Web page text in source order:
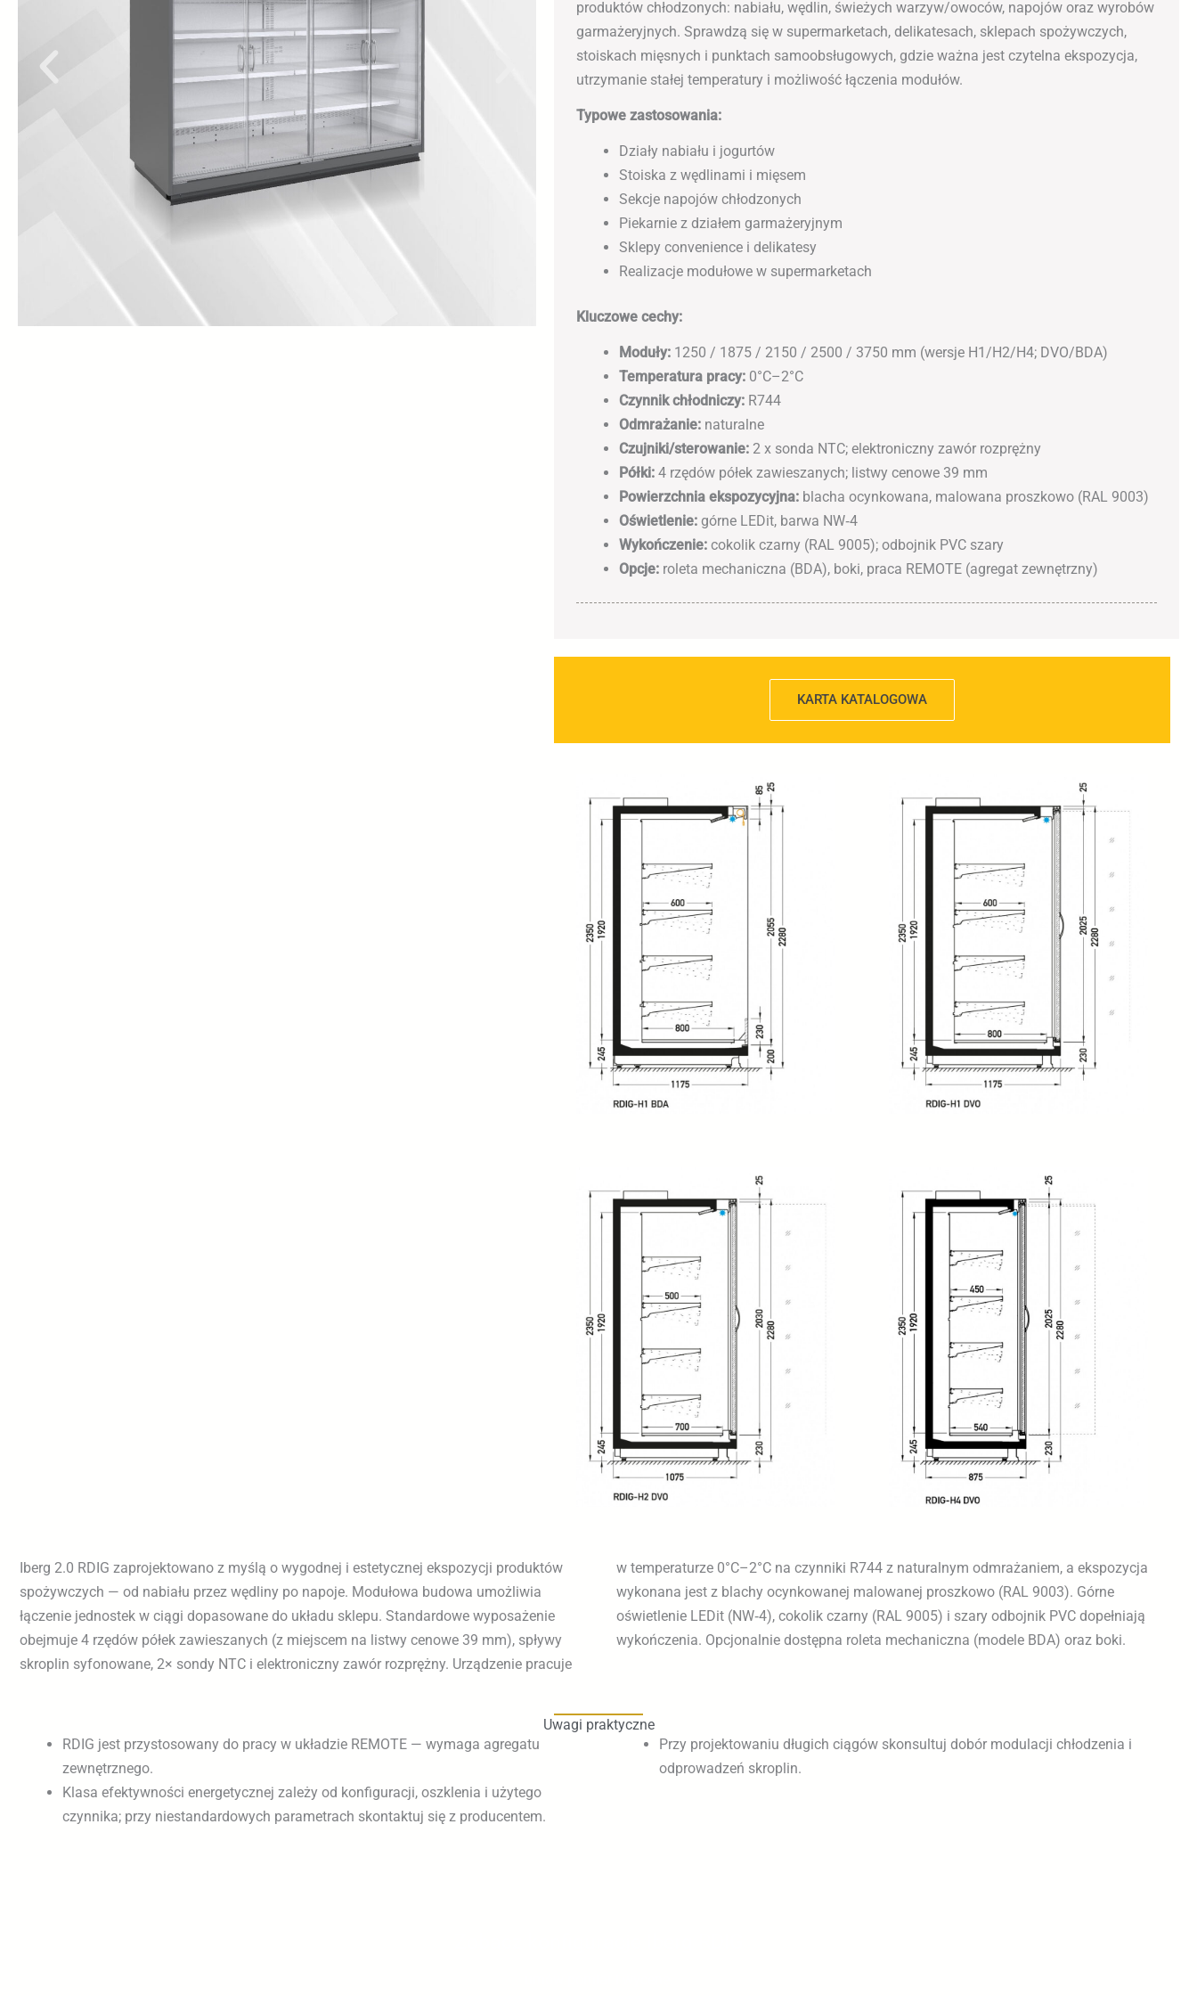
produktów chłodzonych: nabiału, wędlin, świeżych warzyw/owoców, napojów oraz wyrobów
garmażeryjnych. Sprawdzą się w supermarketach, delikatesach, sklepach spożywczych,
stoiskach mięsnych i punktach samoobsługowych, gdzie ważna jest czytelna ekspozycja,
utrzymanie stałej temperatury i możliwość łączenia modułów.
Typowe zastosowania:
Działy nabiału i jogurtów
Stoiska z wędlinami i mięsem
Sekcje napojów chłodzonych
Piekarnie z działem garmażeryjnym
Sklepy convenience i delikatesy
Realizacje modułowe w supermarketach
Kluczowe cechy:
Moduły: 1250 / 1875 / 2150 / 2500 / 3750 mm (wersje H1/H2/H4; DVO/BDA)
Temperatura pracy: 0°C–2°C
Czynnik chłodniczy: R744
Odmrażanie: naturalne
Czujniki/sterowanie: 2 x sonda NTC; elektroniczny zawór rozprężny
Półki: 4 rzędów półek zawieszanych; listwy cenowe 39 mm
Powierzchnia ekspozycyjna: blacha ocynkowana, malowana proszkowo (RAL 9003)
Oświetlenie: górne LEDit, barwa NW‑4
Wykończenie: cokolik czarny (RAL 9005); odbojnik PVC szary
Opcje: roleta mechaniczna (BDA), boki, praca REMOTE (agregat zewnętrzny)
KARTA KATALOGOWA
Iberg 2.0 RDIG zaprojektowano z myślą o wygodnej i estetycznej ekspozycji produktów
spożywczych — od nabiału przez wędliny po napoje. Modułowa budowa umożliwia
łączenie jednostek w ciągi dopasowane do układu sklepu. Standardowe wyposażenie
obejmuje 4 rzędów półek zawieszanych (z miejscem na listwy cenowe 39 mm), spływy
skroplin syfonowane, 2× sondy NTC i elektroniczny zawór rozprężny. Urządzenie pracuje
w temperaturze 0°C–2°C na czynniki R744 z naturalnym odmrażaniem, a ekspozycja
wykonana jest z blachy ocynkowanej malowanej proszkowo (RAL 9003). Górne
oświetlenie LEDit (NW‑4), cokolik czarny (RAL 9005) i szary odbojnik PVC dopełniają
wykończenia. Opcjonalnie dostępna roleta mechaniczna (modele BDA) oraz boki.
Uwagi praktyczne
RDIG jest przystosowany do pracy w układzie REMOTE — wymaga agregatu
zewnętrznego.
Klasa efektywności energetycznej zależy od konfiguracji, oszklenia i użytego
czynnika; przy niestandardowych parametrach skontaktuj się z producentem.
Przy projektowaniu długich ciągów skonsultuj dobór modulacji chłodzenia i
odprowadzeń skroplin.